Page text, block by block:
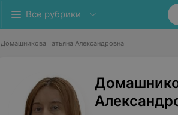
Все рубрики
Домашникова Татьяна Александровна